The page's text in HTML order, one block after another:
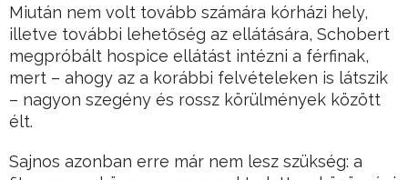
Miután nem volt tovább számára kórházi hely,
illetve további lehetőség az ellátására, Schobert
megpróbált hospice ellátást intézni a férfinak,
mert – ahogy az a korábbi felvételeken is látszik
– nagyon szegény és rossz körülmények között
élt.
Sajnos azonban erre már nem lesz szükség: a